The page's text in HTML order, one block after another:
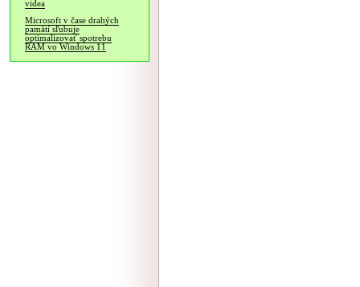
videa
Microsoft v čase drahých
pamätí sľubuje
optimalizovať spotrebu
RAM vo Windows 11